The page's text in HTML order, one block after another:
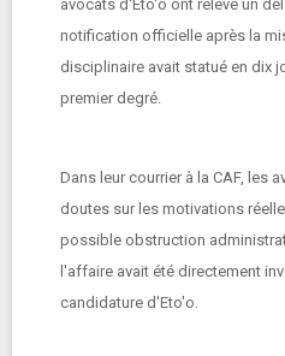
avocats d'Eto'o ont relevé un
notification officielle après la
disciplinaire avait statué en dix
premier degré.
Dans leur courrier à la CAF, les
doutes sur les motivations
possible obstruction
l'affaire avait été directement
candidature d'Eto'o.